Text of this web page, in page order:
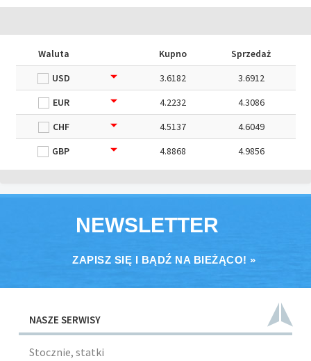
Waluta Kupno
Sprzedaż
USD
3.6182
3.6912
EUR
4.2232
4.3086
CHF
4.5137
4.6049
GBP
4.8868 4.9856
NEWSLETTER
ZAPISZ SIĘ I BĄDŹ NA BIEŻĄCO! »
NASZE SERWISY
Stocznie, statki